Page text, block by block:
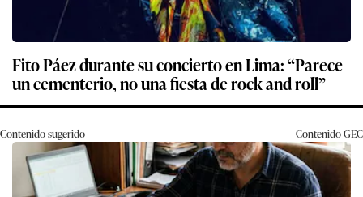
Fito Páez durante su concierto en Lima: “Parece
un cementerio, no una fiesta de rock and roll”
Contenido sugerido ContenidoGEC